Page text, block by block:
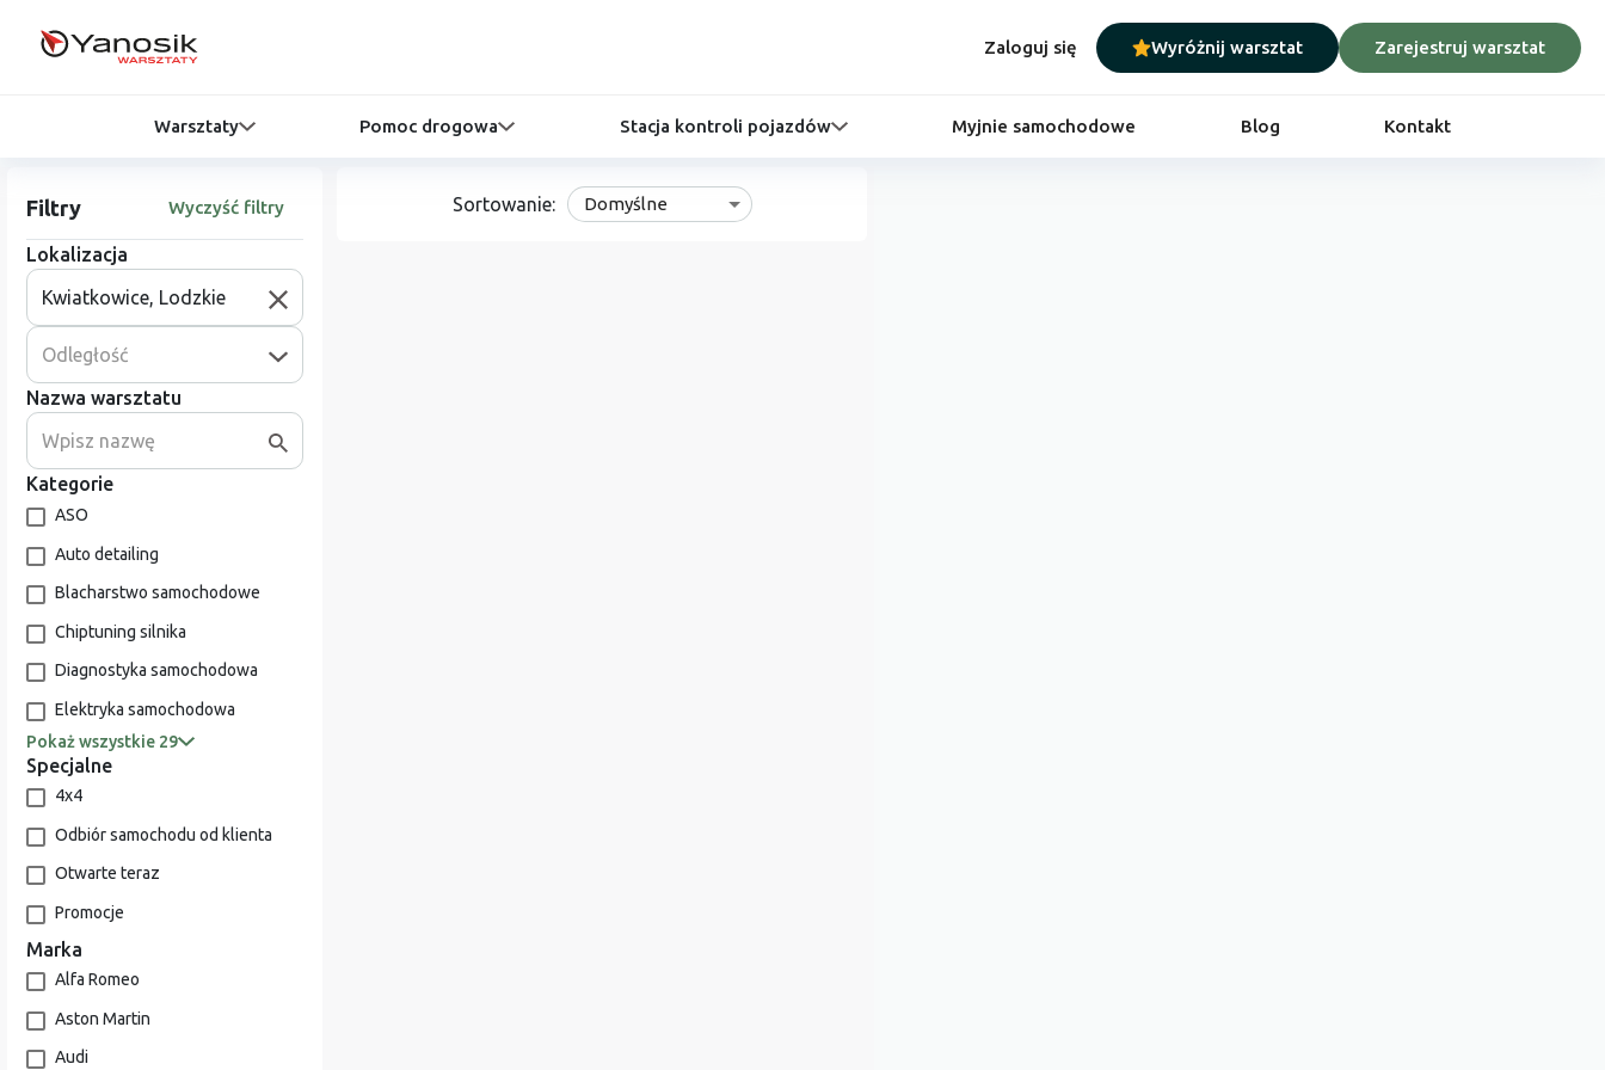
Zaloguj się Wyróżnij warsztat Zarejestruj warsztat
Warsztaty Pomoc drogowa Stacja kontroli pojazdów Myjnie samochodowe Blog Kontakt
Filtry Wyczyść filtry
Lokalizacja
Odległość
Nazwa warsztatu
Kategorie
ASO
Auto detailing
Blacharstwo samochodowe
Chiptuning silnika
Diagnostyka samochodowa
Elektryka samochodowa
Pokaż wszystkie 29
Specjalne
4x4
Odbiór samochodu od klienta
Otwarte teraz
Promocje
Marka
Alfa Romeo
Aston Martin
Audi
Sortowanie: Domyślne